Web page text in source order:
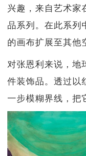
兴趣，来自艺术家
品系列。在此系列
的画布扩展至其他
对张恩利来说，地
件装饰品。透过以
一步模糊界线，把